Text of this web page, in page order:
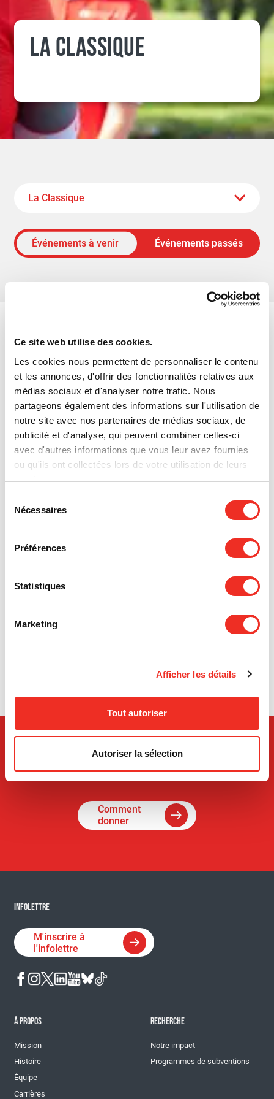
Ce site web utilise des cookies.
Les cookies nous permettent de personnaliser le contenu
et les annonces, d'offrir des fonctionnalités relatives aux
médias sociaux et d'analyser notre trafic. Nous
partageons également des informations sur l'utilisation de
notre site avec nos partenaires de médias sociaux, de
publicité et d'analyse, qui peuvent combiner celles-ci
avec d'autres informations que vous leur avez fournies
ou qu'ils ont collectées lors de votre utilisation de leurs
services.
Nécessaires
Préférences
Statistiques
Marketing
Afficher les détails
Tout autoriser
Autoriser la sélection
LA CLASSIQUE
Événements à venir Événements passés
Classique Cyclo-marche 2026
Détails
Comment
donner
INFOLETTRE
M'inscrire à
l'infolettre
À PROPOS
Mission
Histoire
Équipe
Carrières
RECHERCHE
Notre impact
Programmes de subventions